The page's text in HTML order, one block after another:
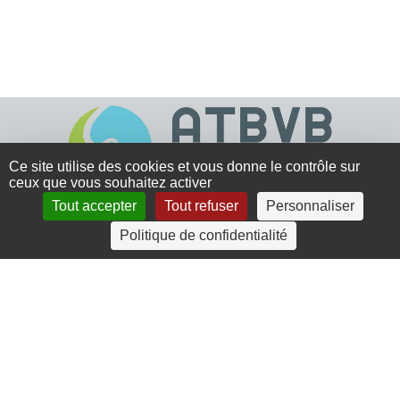
4 rue Crec’h-Ugen
22810 Belle Isle en Terre
Ce site utilise des cookies et vous donne le contrôle sur
ceux que vous souhaitez activer
Tout accepter
Tout refuser
Personnaliser
Politique de confidentialité